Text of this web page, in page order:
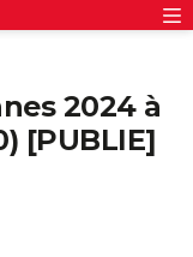
2024 à
[PUBLIE]